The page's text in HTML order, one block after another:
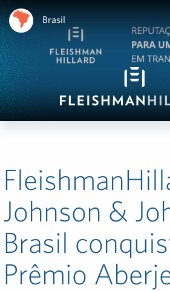
Brasil
Johnson &
Brasil
Prêmio